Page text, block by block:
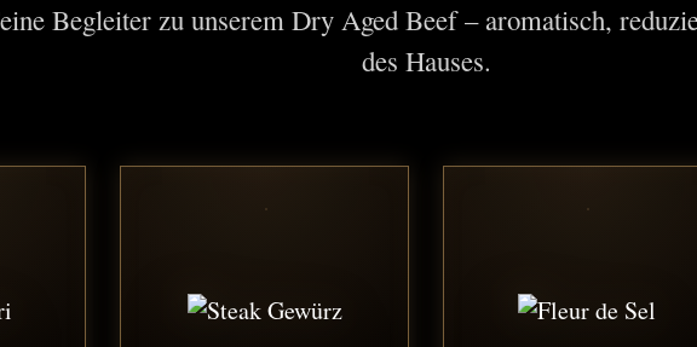
Begleiter zu unserem Dry Aged Beef – aromatisch,
des Hauses.